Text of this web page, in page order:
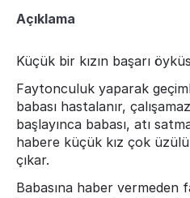
Açıklama
Küçük bir kızın başarı
Faytonculuk yaparak
babası hastalanır,
başlayınca babası, atı
habere küçük kız çok
çıkar.
Babasına haber vermeden